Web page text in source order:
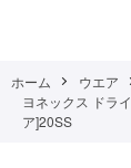
ホーム ウエア
ヨネックス ドラ
ア]20SS